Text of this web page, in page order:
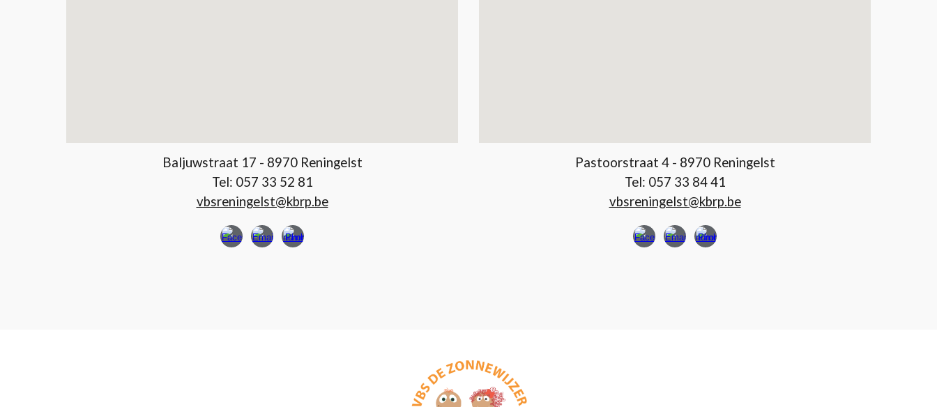
Baljuwstraat 17 - 8970 Reningelst
Tel: 057 33 52 81
vbsreningelst@kbrp.be
Pastoorstraat 4 - 8970 Reningelst
Tel: 057 33 84 41
vbsreningelst@kbrp.be